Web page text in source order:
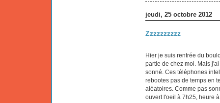
jeudi, 25 octobre 2012
Zzzzzzzzzz
Hier je suis rentrée du
partie de chez moi. Mais
sonné. Ces téléphones
rebootes pas de temps en
aléatoires. Comme pas
ouvert l'oeil à 7h25, heure